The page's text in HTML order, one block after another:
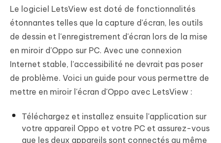
Le logiciel LetsView est doté de fonctionnalités
étonnantes telles que la capture d'écran, les outils
de dessin et l'enregistrement d'écran lors de la mise
en miroir d'Oppo sur PC. Avec une connexion
Internet stable, l'accessibilité ne devrait pas poser
de problème. Voici un guide pour vous permettre de
mettre en miroir l'écran d'Oppo avec LetsView :
Téléchargez et installez ensuite l'application sur
votre appareil Oppo et votre PC et assurez-vous
que les deux appareils sont connectés au même